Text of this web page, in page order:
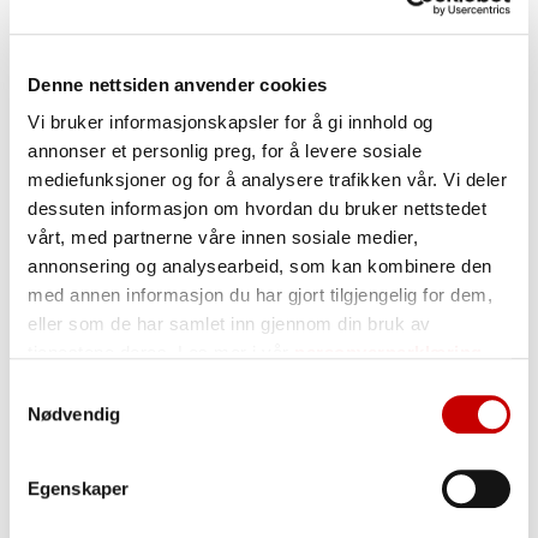
Denne nettsiden anvender cookies
Vi bruker informasjonskapsler for å gi innhold og
annonser et personlig preg, for å levere sosiale
mediefunksjoner og for å analysere trafikken vår. Vi deler
dessuten informasjon om hvordan du bruker nettstedet
vårt, med partnerne våre innen sosiale medier,
annonsering og analysearbeid, som kan kombinere den
med annen informasjon du har gjort tilgjengelig for dem,
eller som de har samlet inn gjennom din bruk av
Nødvendig
Egenskaper
for
bakehjelpemidler
Bakehjelpemidler gir
deg som baker en
hjelpende hånd g kan
bidra til enda bedre
bakeresultat.